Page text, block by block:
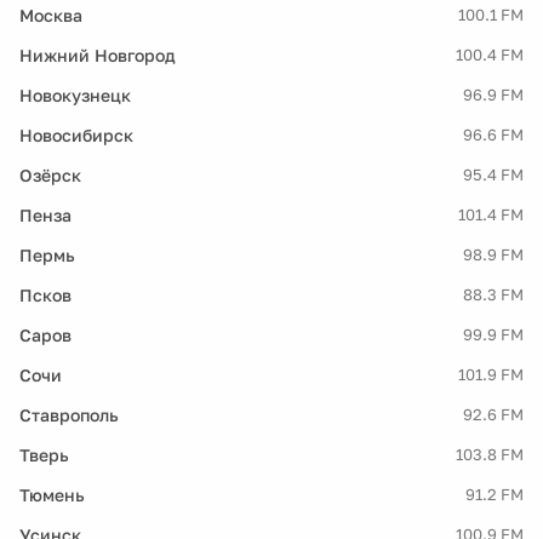
Москва 100.1 FM
Нижний Новгород 100.4 FM
Новокузнецк 96.9 FM
Новосибирск 96.6 FM
Озёрск 95.4 FM
Пенза 101.4 FM
Пермь 98.9 FM
Псков 88.3 FM
Саров 99.9 FM
Сочи 101.9 FM
Ставрополь 92.6 FM
Тверь 103.8 FM
Тюмень 91.2 FM
Усинск 100.9 FM